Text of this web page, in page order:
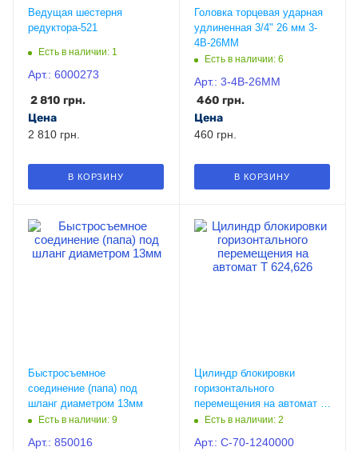
Страна
Ведущая шестерня
редуктора-521
Есть в наличии: 1
Арт.: 6000273
2 810 грн.
Цена
2 810 грн.
В КОРЗИНУ
Головка торцевая ударная
удлиненная 3/4" 26 мм 3-
4B-26MM
Есть в наличии: 6
Арт.: 3-4B-26MM
460 грн.
Цена
460 грн.
В КОРЗИНУ
Быстросъемное
соединение (папа) под
шланг диаметром 13мм
Есть в наличии: 9
Арт.: 850016
Цилиндр блокировки
горизонтального
перемещения на автомат Т
624,626
Есть в наличии: 2
Арт.: C-70-1240000